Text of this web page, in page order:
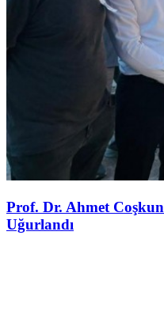
Prof. Dr. Ahmet
Uğurlandı